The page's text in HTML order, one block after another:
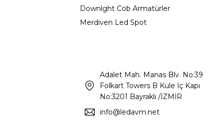
Downlght Cob Armatürler
Merdiven Led Spot
Adalet Mah. Manas Blv. No:39
Folkart Towers B Kule İç Kapı
No:3201 Bayraklı /İZMİR
info@ledavm.net